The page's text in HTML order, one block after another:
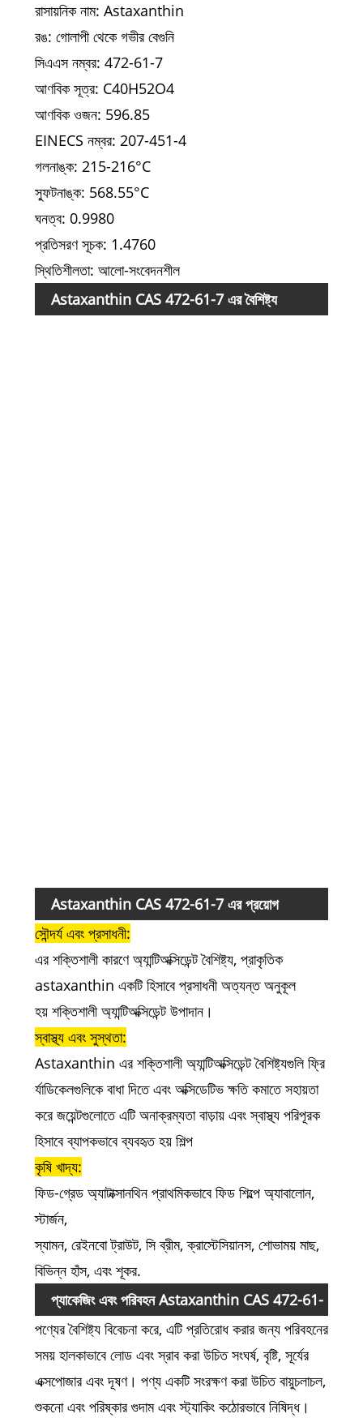
রাসায়নিক নাম: Astaxanthin
রঙ: গোলাপী থেকে গভীর বেগুনি
সিএএস নম্বর: 472-61-7
আণবিক সূত্র: C40H52O4
আণবিক ওজন: 596.85
EINECS নম্বর: 207-451-4
গলনাঙ্ক: 215-216°C
স্ফুটনাঙ্ক: 568.55°C
ঘনত্ব: 0.9980
প্রতিসরণ সূচক: 1.4760
স্থিতিশীলতা: আলো-সংবেদনশীল
Astaxanthin CAS 472-61-7 এর বৈশিষ্ট্য
Astaxanthin CAS 472-61-7 এর প্রয়োগ
সৌন্দর্য এবং প্রসাধনী:
এর শক্তিশালী কারণেঅ্যান্টিঅক্সিডেন্ট বৈশিষ্ট্য, প্রাকৃতিক
astaxanthin একটি হিসাবে প্রসাধনী অত্যন্ত অনুকূল
হয় শক্তিশালী অ্যান্টিঅক্সিডেন্ট উপাদান।
স্বাস্থ্য এবং সুস্থতা:
Astaxanthin এর শক্তিশালীঅ্যান্টিঅক্সিডেন্ট বৈশিষ্ট্যগুলি ফ্রি
র্যাডিকেলগুলিকে বাধা দিতে এবং অক্সিডেটিভ ক্ষতি কমাতে সহায়তা
করেজয়েন্টগুলোতে এটি অনাক্রম্যতা বাড়ায় এবং স্বাস্থ্য পরিপূরক
হিসাবে ব্যাপকভাবে ব্যবহৃত হয় শিল্প
কৃষি খাদ্য:
ফিড-গ্রেড অ্যাটাক্সানথিন প্রাথমিকভাবে ফিড শিল্পে অ্যাবালোন,
স্টার্জন,
স্যামন, রেইনবো ট্রাউট, সি ব্রীম, ক্রাস্টেসিয়ানস, শোভাময় মাছ,
বিভিন্ন হাঁস, এবং শূকর.
প্যাকেজিং এবং পরিবহনAstaxanthin CAS 472-61-
7 এর
পণ্যের বৈশিষ্ট্য বিবেচনা করে, এটিপ্রতিরোধ করার জন্য পরিবহনের
সময় হালকাভাবে লোড এবং স্রাব করা উচিতসংঘর্ষ, বৃষ্টি, সূর্যের
এক্সপোজার এবং দূষণ। পণ্য একটি সংরক্ষণ করা উচিতবায়ুচলাচল,
শুকনো এবং পরিষ্কার গুদাম এবং স্ট্যাকিং কঠোরভাবে নিষিদ্ধ।